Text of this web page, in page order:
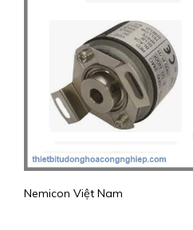
Nemicon Việt Nam